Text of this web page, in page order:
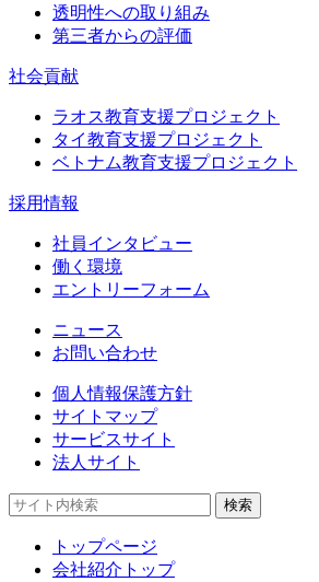
透明性への取り組み
第三者からの評価
社会貢献
ラオス教育支援プロジェクト
タイ教育支援プロジェクト
ベトナム教育支援プロジェクト
採用情報
社員インタビュー
働く環境
エントリーフォーム
ニュース
お問い合わせ
個人情報保護方針
サイトマップ
サービスサイト
法人サイト
検索
トップページ
会社紹介トップ